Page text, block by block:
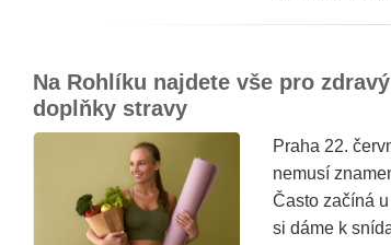
Na Rohlíku najdete vše pro
doplňky stravy
Praha 22.
nemusí
Často začíná
si dáme k